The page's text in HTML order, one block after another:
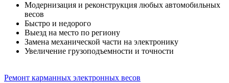
Модернизация и реконструкция любых автомобильных
весов
Быстро и недорого
Выезд на место по региону
Замена механической части на электронику
Увеличение грузоподъемности и точности
Ремонт карманных электронных весов